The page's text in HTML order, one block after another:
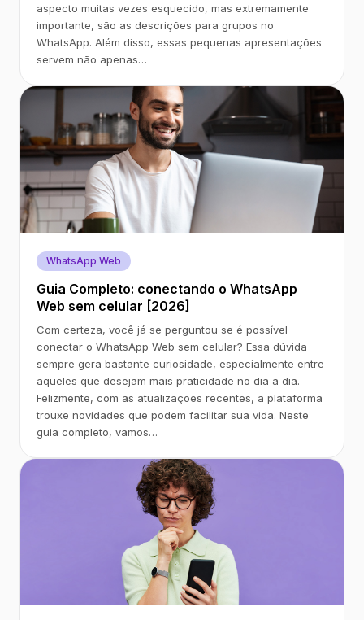
aspecto muitas vezes esquecido, mas extremamente
importante, são as descrições para grupos no
WhatsApp. Além disso, essas pequenas apresentações
servem não apenas…
WhatsApp Web
Guia Completo: conectando o WhatsApp
Web sem celular [2026]
Com certeza, você já se perguntou se é possível
conectar o WhatsApp Web sem celular? Essa dúvida
sempre gera bastante curiosidade, especialmente entre
aqueles que desejam mais praticidade no dia a dia.
Felizmente, com as atualizações recentes, a plataforma
trouxe novidades que podem facilitar sua vida. Neste
guia completo, vamos…